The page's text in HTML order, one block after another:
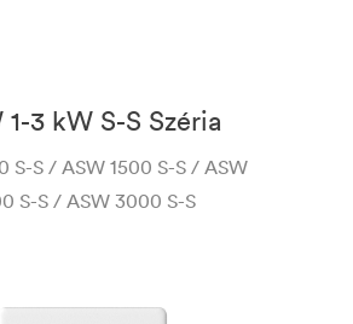
1-3 kW S-S Széria
S-S / ASW 1500 S-S / ASW
S-S / ASW 3000 S-S